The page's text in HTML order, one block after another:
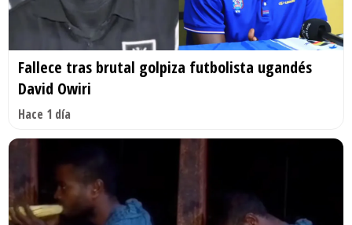
Fallece tras brutal golpiza futbolista ugandés
David Owiri
Hace 1 día